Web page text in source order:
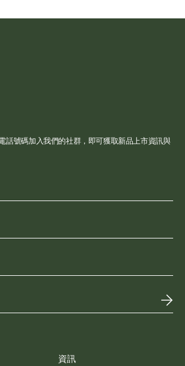
資訊
話號碼加入我們的社群，即可獲取新品上市資訊與